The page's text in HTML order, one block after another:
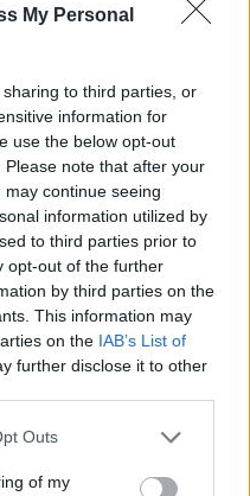
My Personal
to third parties, or
information for
use the below opt-out
note that after your
continue seeing
information utilized by
to third parties prior to
opt-out of the further
by third parties on the
This information may
on the IAB’s List of
further disclose it to other
one or more Google
You may click to
Outs
of my